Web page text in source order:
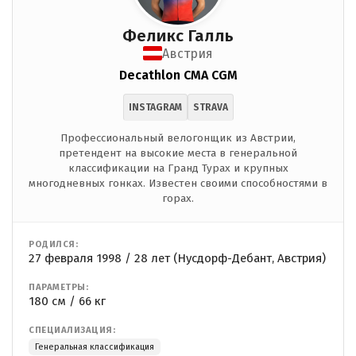
Феликс Галль
Австрия
Decathlon CMA CGM
INSTAGRAM STRAVA
Профессиональный велогонщик из Австрии,
претендент на высокие места в генеральной
классификации на Гранд Турах и крупных
многодневных гонках. Известен своими способностями в
горах.
РОДИЛСЯ:
27 февраля 1998 / 28 лет (Нусдорф-Дебант, Австрия)
ПАРАМЕТРЫ:
180 см / 66 кг
СПЕЦИАЛИЗАЦИЯ:
Генеральная классификация